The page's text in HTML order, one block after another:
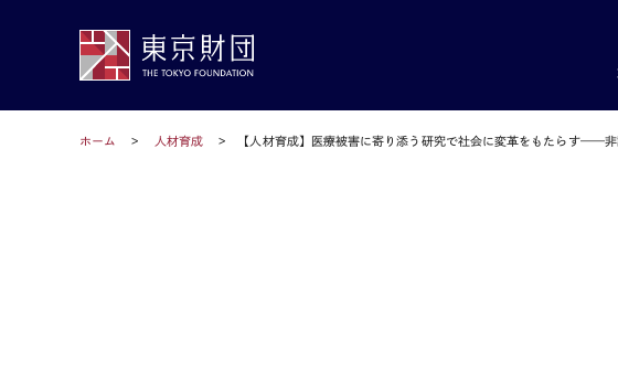
ホーム 人材育成 【人材育成】医療被害に寄り添う研究で社会に変革をもたらす——